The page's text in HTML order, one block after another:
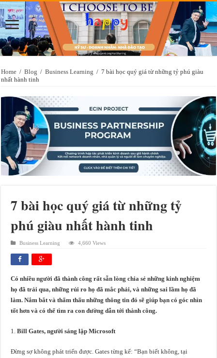
Home / Blog / Business Learning / 7 bài học quý giá từ những tỷ phú giàu
nhất hành tinh
7 bài học quý giá từ những tỷ
phú giàu nhất hành tinh
Business Learning 4,660 Views
Có nhiều người đã thành công rất sẵn lòng chia sẻ những kinh nghiệm
họ đã trải qua, những rủi ro họ đã mắc phải, và những sai lầm họ đã
làm. Nắm bắt và thẩm thấu những thông tin đó sẽ giúp bạn có góc nhìn
tốt hơn và có thể tìm ra con đường dẫn tới thành công.
Bill Gates, người sáng lập Microsoft
Đừng sợ không phát triển được. Gates từng kể: “Bạn biết không, tại